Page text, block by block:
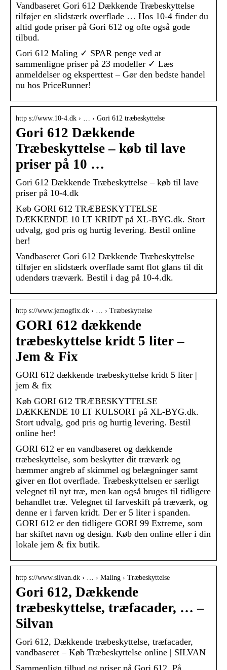
Vandbaseret Gori 612 Dækkende Træbeskyttelse
tilføjer en slidstærk overflade … Hos 10-4 finder du
altid gode priser på Gori 612 og ofte også gode
tilbud.
Gori 612 Maling ✓ SPAR penge ved at
sammenligne priser på 23 modeller ✓ Læs
anmeldelser og eksperttest – Gør den bedste handel
nu hos PriceRunner!
http s://www.10-4.dk › … › Gori 612 træbeskyttelse
Gori 612 Dækkende
Træbeskyttelse – køb til lave
priser på 10 …
Gori 612 Dækkende Træbeskyttelse – køb til lave
priser på 10-4.dk
Køb GORI 612 TRÆBESKYTTELSE
DÆKKENDE 10 LT KRIDT på XL-BYG.dk. Stort
udvalg, god pris og hurtig levering. Bestil online
her!
Vandbaseret Gori 612 Dækkende Træbeskyttelse
tilføjer en slidstærk overflade samt flot glans til dit
udendørs træværk. Bestil i dag på 10-4.dk.
http s://www.jemogfix.dk › … › Træbeskyttelse
GORI 612 dækkende
træbeskyttelse kridt 5 liter –
Jem & Fix
GORI 612 dækkende træbeskyttelse kridt 5 liter |
jem & fix
Køb GORI 612 TRÆBESKYTTELSE
DÆKKENDE 10 LT KULSORT på XL-BYG.dk.
Stort udvalg, god pris og hurtig levering. Bestil
online her!
GORI 612 er en vandbaseret og dækkende
træbeskyttelse, som beskytter dit træværk og
hæmmer angreb af skimmel og belægninger samt
giver en flot overflade. Træbeskyttelsen er særligt
velegnet til nyt træ, men kan også bruges til tidligere
behandlet træ. Velegnet til farveskift på træværk, og
denne er i farven kridt. Der er 5 liter i spanden.
GORI 612 er den tidligere GORI 99 Extreme, som
har skiftet navn og design. Køb den online eller i din
lokale jem & fix butik.
http s://www.silvan.dk › … › Maling › Træbeskyttelse
Gori 612, Dækkende
træbeskyttelse, træfacader, … –
Silvan
Gori 612, Dækkende træbeskyttelse, træfacader,
vandbaseret – Køb Træbeskyttelse online | SILVAN